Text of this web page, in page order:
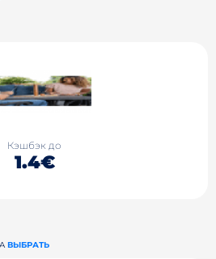
Кэшбэк до
1.4€
ВЫБРАТЬ